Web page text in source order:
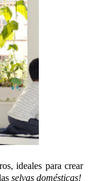
ideales para crear
selvas domésticas!